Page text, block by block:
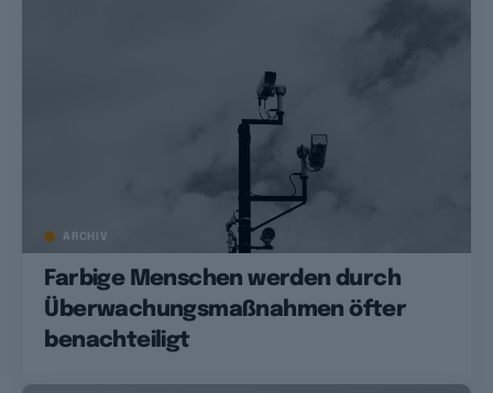
ARCHIV
Farbige Menschen werden durch
Überwachungsmaßnahmen öfter
benachteiligt